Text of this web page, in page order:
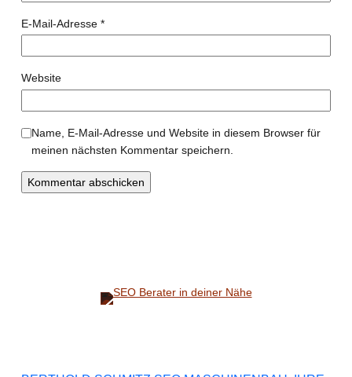
E-Mail-Adresse *
Website
Name, E-Mail-Adresse und Website in diesem Browser für
meinen nächsten Kommentar speichern.